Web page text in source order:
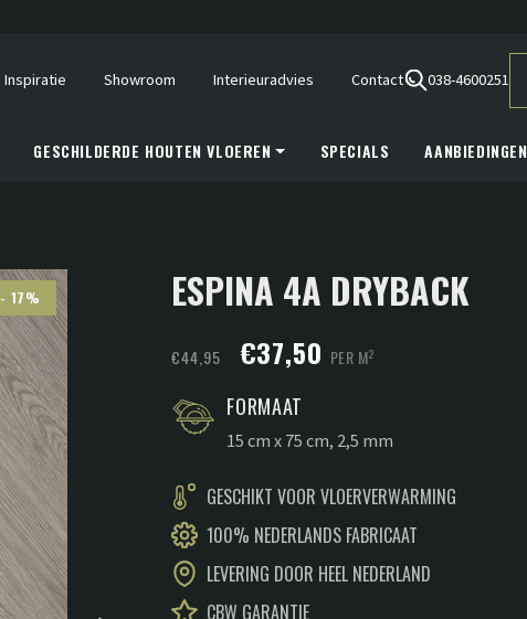
Inspiratie Showroom Interieuradvies Contact 038-4600251
GESCHILDERDE HOUTEN VLOEREN SPECIALS AANBIEDINGEN
- 17% ESPINA 4A DRYBACK
€44,95
Oorspronkelijke
prijs
was:
€37,50 Huidige
is:
PER M2
FORMAAT
15 cm x 75 cm, 2,5 mm
GESCHIKT VOOR VLOERVERWARMING
100% NEDERLANDS FABRICAAT
LEVERING DOOR HEEL NEDERLAND
CBW GARANTIE